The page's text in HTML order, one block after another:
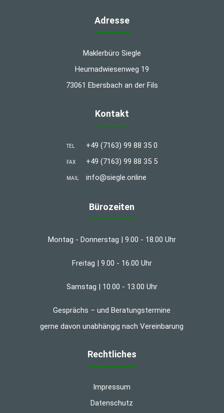
Adresse
Maklerbüro Siegle
Heumadwiesenweg 19
73061 Ebersbach an der Fils
Kontakt
TEL +49 (7163) 99 88 35 0
FAX +49 (7163) 99 88 35 5
MAIL info@siegle.online
Bürozeiten
Montag - Donnerstag | 9.00 - 18.00 Uhr
Freitag | 9.00 - 16.00 Uhr
Samstag | 10.00 - 13.00 Uhr
Gesprächs – und Beratungstermine
gerne davon unabhängig nach Vereinbarung
Rechtliches
Impressum
Datenschutz